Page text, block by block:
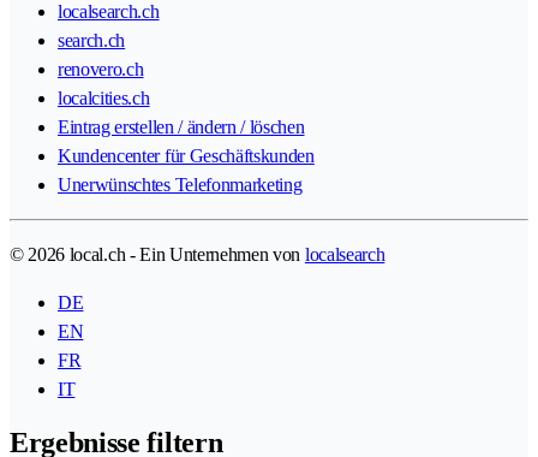
localsearch.ch
search.ch
renovero.ch
localcities.ch
Eintrag erstellen / ändern / löschen
Kundencenter für Geschäftskunden
Unerwünschtes Telefonmarketing
© 2026 local.ch - Ein Unternehmen von localsearch
DE
EN
FR
IT
Ergebnisse filtern